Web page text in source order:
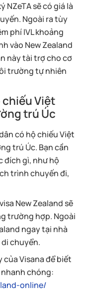
sẽ có giá là
Ngoài ra tùy
phí IVL khoảng
vào New Zealand
này tài trợ cho cơ
trường tự nhiên
chiếu Việt
trú Úc
có hộ chiếu Việt
trú Úc. Bạn cần
đích gì, như hộ
trình chuyến đi,
New Zealand sẽ
trường hợp. Ngoài
ngay tại nhà
chuyển.
của Visana để biết
chóng:
online/